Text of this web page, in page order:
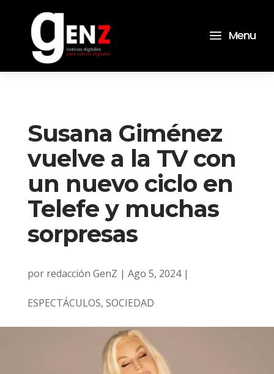
a Menu
Susana Giménez
vuelve a la TV con
un nuevo ciclo en
Telefe y muchas
sorpresas
por redacción GenZ | Ago 5, 2024|
ESPECTÁCULOS, SOCIEDAD